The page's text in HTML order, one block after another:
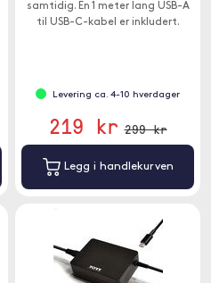
samtidig. En 1 meter lang USB-A
til USB-C-kabel er inkludert.
Levering ca. 4-10 hverdager
219 kr 299 kr
Legg i handlekurven